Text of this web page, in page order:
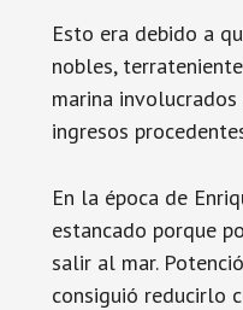
Esto era debido a
nobles,
marina
ingresos
En la época de
estancado porque
salir al mar.
consiguió reducirlo